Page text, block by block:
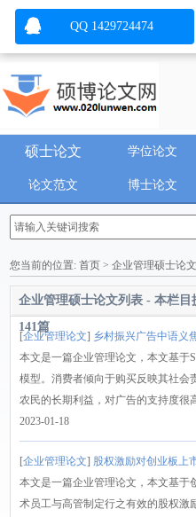
硕士论文 学位论文
论文范文 博士论文
您当前的位置:首页> 企业管理硕士论文
企业管理硕士论文列表 - 本栏目
141篇
[企业管理论文] 乡村振兴广告中语义
本文是一篇企业管理论文，本文基于
模型。消费者倾向于购买反映其社会
农民的长期利益，对广告的支持度很
2023-01-18
[企业管理论文] 股权激励对创业板上
本文是一篇企业管理论文，本文基于
术员工与高管制定行之有效的股权激
QQ 1429724474